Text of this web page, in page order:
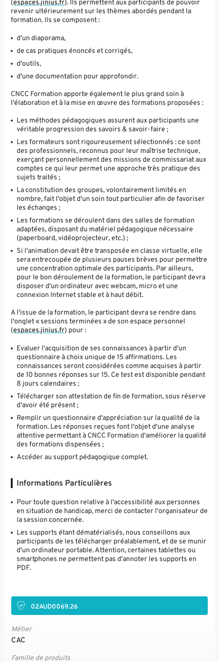
(espaces.jinius.fr). Ils permettent aux participants de pouvoir
revenir ultérieurement sur les thèmes abordés pendant la
formation. Ils se composent :
d'un diaporama,
de cas pratiques énoncés et corrigés,
d'outils,
d'une documentation pour approfondir.
CNCC Formation apporte également le plus grand soin à
l'élaboration et à la mise en œuvre des formations proposées :
Les méthodes pédagogiques assurent aux participants une
véritable progression des savoirs & savoir-faire ;
Les formateurs sont rigoureusement sélectionnés : ce sont
des professionnels, reconnus pour leur maîtrise technique,
exerçant personnellement des missions de commissariat aux
comptes ce qui leur permet une approche très pratique des
sujets traités ;
La constitution des groupes, volontairement limités en
nombre, fait l'objet d'un soin tout particulier afin de favoriser
les échanges ;
Les formations se déroulent dans des salles de formation
adaptées, disposant du matériel pédagogique nécessaire
(paperboard, vidéoprojecteur, etc.) ;
Si l'animation devait être transposée en classe virtuelle, elle
sera entrecoupée de plusieurs pauses brèves pour permettre
une concentration optimale des participants. Par ailleurs,
pour le bon déroulement de la formation, le participant devra
disposer d'un ordinateur avec webcam, micro et une
connexion Internet stable et à haut débit.
A l'issue de la formation, le participant devra se rendre dans
l'onglet « sessions terminées » de son espace personnel
(espaces.jinius.fr) pour :
Evaluer l'acquisition de ses connaissances à partir d'un
questionnaire à choix unique de 15 affirmations. Les
connaissances seront considérées comme acquises à partir
de 10 bonnes réponses sur 15. Ce test est disponible pendant
8 jours calendaires ;
Télécharger son attestation de fin de formation, sous réserve
d'avoir été présent ;
Remplir un questionnaire d'appréciation sur la qualité de la
formation. Les réponses reçues font l'objet d'une analyse
attentive permettant à CNCC Formation d'améliorer la qualité
des formations dispensées ;
Accéder au support pédagogique complet.
Informations Particulières
Pour toute question relative à l'accessibilité aux personnes
en situation de handicap, merci de contacter l'organisateur de
la session concernée.
Les supports étant dématérialisés, nous conseillons aux
participants de les télécharger préalablement, et de se munir
d'un ordinateur portable. Attention, certaines tablettes ou
smartphones ne permettent pas d'annoter les supports en
PDF.
02AUD0069.26
Métier
CAC
Famille de produits